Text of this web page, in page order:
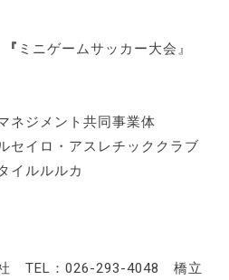
『 ミニゲームサッカー大会』
ネジメント共同事業体
セイロ・アスレチッククラブ
イルルルカ
社 TEL：026-293-4048 橋立